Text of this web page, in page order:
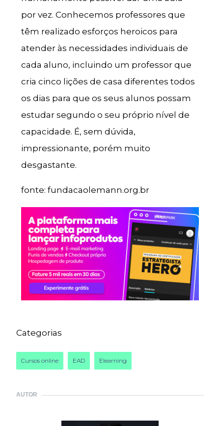
por vez. Conhecemos professores que
têm realizado esforços heroicos para
atender às necessidades individuais de
cada aluno, incluindo um professor que
cria cinco lições de casa diferentes todos
os dias para que os seus alunos possam
estudar segundo o seu próprio nível de
capacidade. É, sem dúvida,
impressionante, porém muito
desgastante.
fonte: fundacaolemann.org.br
Categorias
Cursos online EAD Elearning
AUTOR